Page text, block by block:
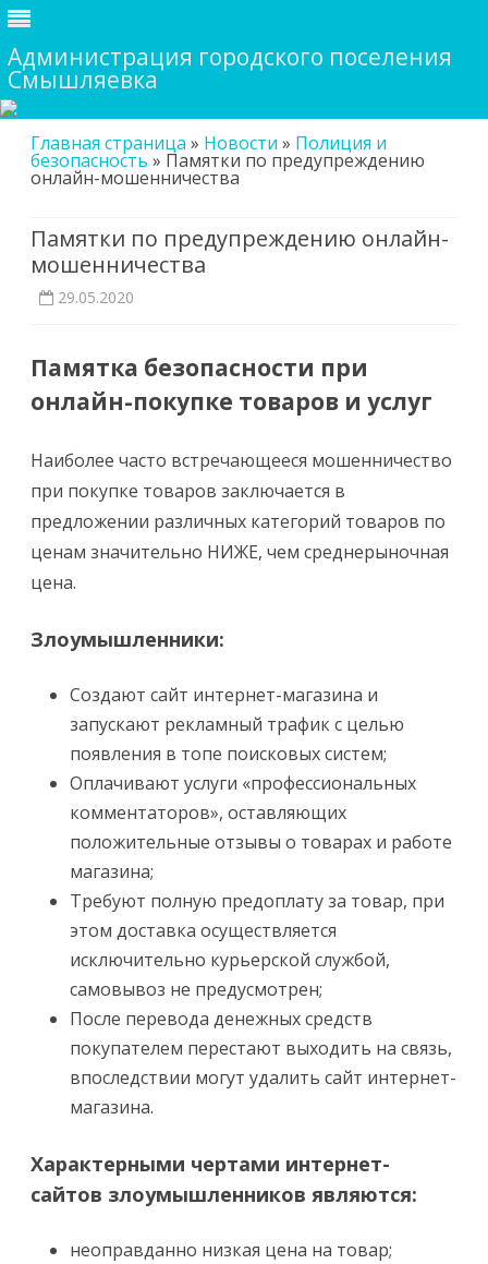
Администрация городского поселения
Смышляевка
to
content
Главная страница » Новости » Полиция и
безопасность » Памятки по предупреждению
онлайн-мошенничества
Памятки по предупреждению онлайн-
мошенничества
29.05.2020
Памятка безопасности при
онлайн-покупке товаров и услуг
Наиболее часто встречающееся мошенничество
при покупке товаров заключается в
предложении различных категорий товаров по
ценам значительно НИЖЕ, чем среднерыночная
цена.
Злоумышленники:
Создают сайт интернет-магазина и
запускают рекламный трафик с целью
появления в топе поисковых систем;
Оплачивают услуги «профессиональных
комментаторов», оставляющих
положительные отзывы о товарах и работе
магазина;
Требуют полную предоплату за товар, при
этом доставка осуществляется
исключительно курьерской службой,
самовывоз не предусмотрен;
После перевода денежных средств
покупателем перестают выходить на связь,
впоследствии могут удалить сайт интернет-
магазина.
Характерными чертами интернет-
сайтов злоумышленников являются:
неоправданно низкая цена на товар;